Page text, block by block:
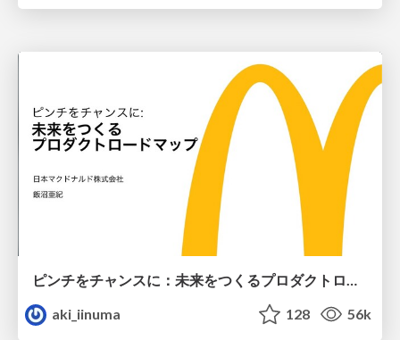
ピンチをチャンスに：未来をつくるプロダクトロードマップ #pmconf2020
aki_iinuma
128 56k